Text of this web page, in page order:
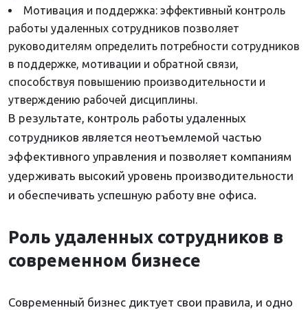
Мотивация и поддержка: эффективный контроль
работы удаленных сотрудников позволяет
руководителям определить потребности сотрудников
в поддержке, мотивации и обратной связи,
способствуя повышению производительности и
утверждению рабочей дисциплины.
В результате, контроль работы удаленных
сотрудников является неотъемлемой частью
эффективного управления и позволяет компаниям
удерживать высокий уровень производительности
и обеспечивать успешную работу вне офиса.
Роль удаленных сотрудников в
современном бизнесе
Современный бизнес диктует свои правила, и одно